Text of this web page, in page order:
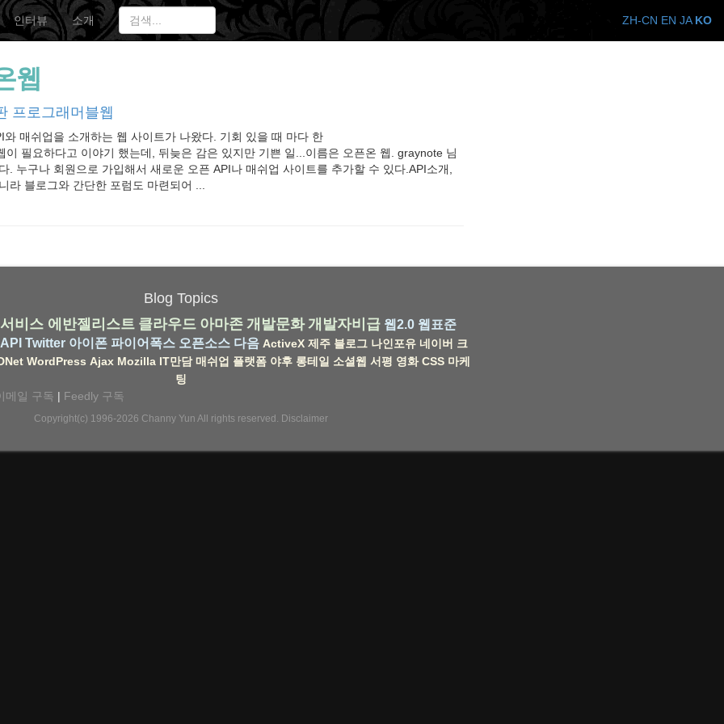
인터뷰 소개
웹
프로그래머블웹
와 매쉬업을 소개하는 웹 사이트가 나왔다. 기회 있을 때 마다 한
이 필요하다고 이야기 했는데, 뒤늦은 감은 있지만 기쁜 일...이름은 오픈온 웹. graynote 님
. 누구나 회원으로 가입해서 새로운 오픈 API나 매쉬업 사이트를 추가할 수 있다.API소개,
라 블로그와 간단한 포럼도 마련되어 ...
Blog Topics
비스 에반젤리스트 클라우드 아마존 개발문화 개발자비급 웹2.0 웹표준
Twitter 아이폰 파이어폭스 오픈소스 다음 ActiveX 제주 블로그 나인포유 네이버 크
WordPress Ajax Mozilla IT만담 매쉬업 플랫폼 야후 롱테일 소셜웹 서평 영화 CSS 마케
팅
메일 구독 | Feedly 구독
Copyright(c) 1996-2026 Channy Yun All rights reserved. Disclaimer
ZH-CN EN JA KO